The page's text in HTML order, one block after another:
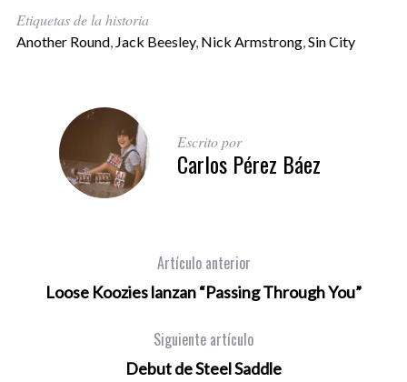
Etiquetas de la historia
Another Round, Jack Beesley, Nick Armstrong, Sin City
Escrito por
Carlos Pérez Báez
Artículo anterior
Loose Koozies lanzan “Passing Through You”
Siguiente artículo
Debut de Steel Saddle